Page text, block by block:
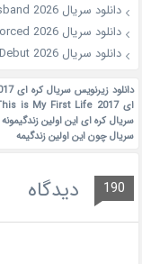
دانلود سریال The Husband 2026
دانلود سریال OK! Let’s Get Divorced 2026
دانلود سریال My Idol, My Debut 2026
دانلود زیرنویس سریال کره ای Because This is My First Life 2017
ای Because This is My First Life 2017
سریال کره ای این اولین زندگیمونه
سریال چون این اولین زندگیمه
190 دیدگاه